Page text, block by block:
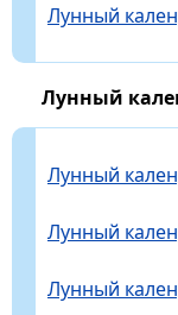
Лунный
Лунный
Лунный
Лунный
Лунный